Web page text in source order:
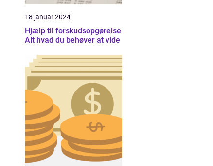
18 januar 2024
Hjælp til forskudsopgørelse
Alt hvad du behøver at vide